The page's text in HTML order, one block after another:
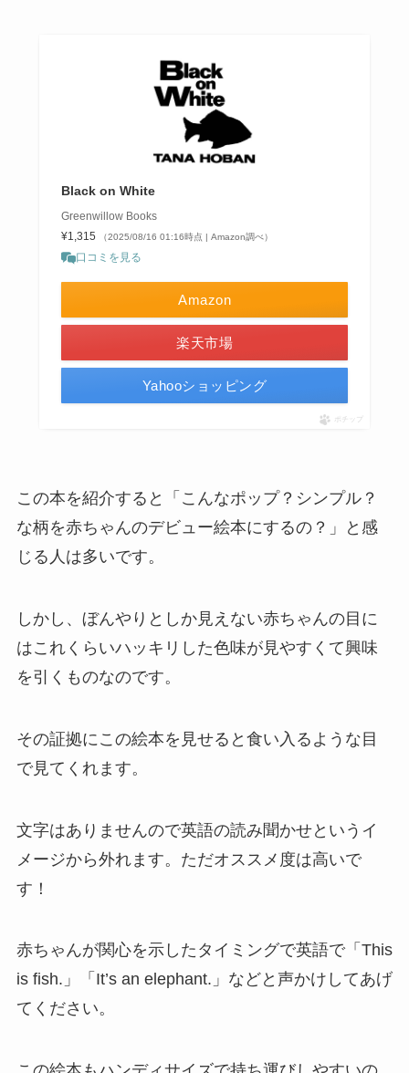
Black on White
Greenwillow Books
¥1,315
（2025/08/16 01:16時点 | Amazon調べ）
口コミを見る
Amazon
楽天市場
Yahooショッピング
ポチップ
この本を紹介すると「こんなポップ？シンプル？
な柄を赤ちゃんのデビュー絵本にするの？」と感
じる人は多いです。
しかし、ぼんやりとしか見えない赤ちゃんの目に
はこれくらいハッキリした色味が見やすくて興味
を引くものなのです。
その証拠にこの絵本を見せると食い入るような目
で見てくれます。
文字はありませんので英語の読み聞かせというイ
メージから外れます。ただオススメ度は高いで
す！
赤ちゃんが関心を示したタイミングで英語で「This
is fish.」「It’s an elephant.」などと声かけしてあげ
てください。